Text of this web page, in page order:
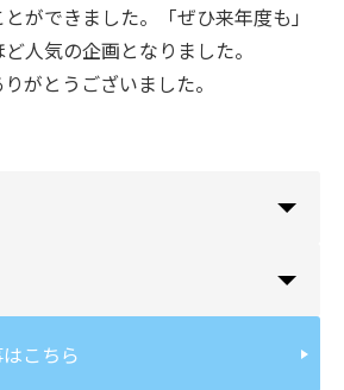
ができました。「ぜひ来年度も」
人気の企画となりました。
がとうございました。
こちら